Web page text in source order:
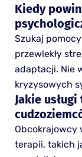
Kiedy
Szukaj
przewlekły
adaptacji. Nie
kryzysowych
Jakie
Obcokrajowcy
terapii, takich